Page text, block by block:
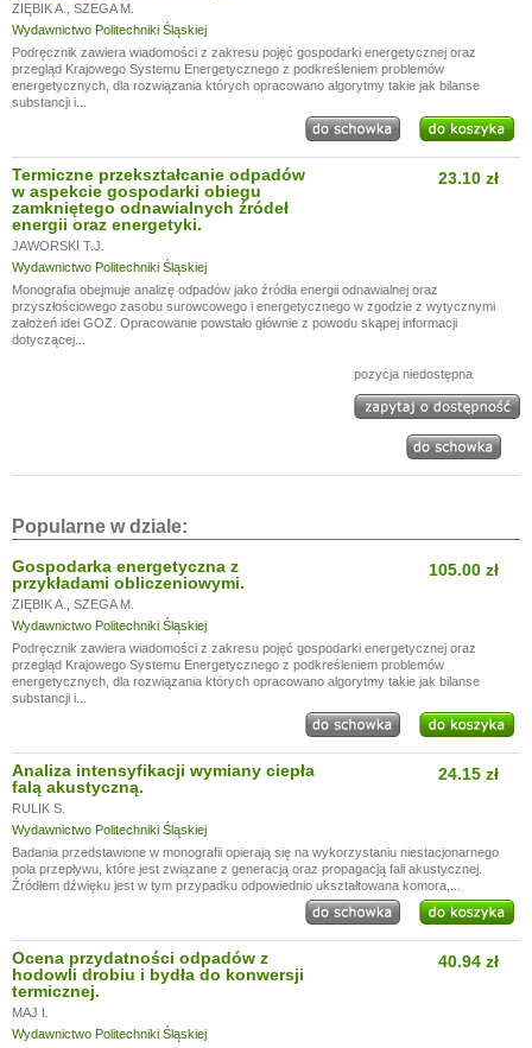
ZIĘBIK A.
SZEGA M.
Wydawnictwo Politechniki Śląskiej
Podręcznik zawiera wiadomości z zakresu pojęć gospodarki energetycznej oraz
przegląd Krajowego Systemu Energetycznego z podkreśleniem problemów
energetycznych, dla rozwiązania których opracowano algorytmy takie jak bilanse
substancji i...
Termiczne przekształcanie odpadów
w aspekcie gospodarki obiegu
zamkniętego odnawialnych źródeł
energii oraz energetyki.
JAWORSKI T.J.
Wydawnictwo Politechniki Śląskiej
23.10 zł
Monografia obejmuje analizę odpadów jako źródła energii odnawialnej oraz
przyszłościowego zasobu surowcowego i energetycznego w zgodzie z wytycznymi
założeń idei GOZ. Opracowanie powstało głównie z powodu skąpej informacji
dotyczącej...
pozycja niedostępna
Popularne w dziale:
Gospodarka energetyczna z
przykładami obliczeniowymi.
ZIĘBIK A.
SZEGA M.
Wydawnictwo Politechniki Śląskiej
105.00 zł
Podręcznik zawiera wiadomości z zakresu pojęć gospodarki energetycznej oraz
przegląd Krajowego Systemu Energetycznego z podkreśleniem problemów
energetycznych, dla rozwiązania których opracowano algorytmy takie jak bilanse
substancji i...
Analiza intensyfikacji wymiany ciepła
falą akustyczną.
RULIK S.
Wydawnictwo Politechniki Śląskiej
24.15 zł
Badania przedstawione w monografii opierają się na wykorzystaniu niestacjonarnego
pola przepływu, które jest związane z generacją oraz propagacją fali akustycznej.
Źródłem dźwięku jest w tym przypadku odpowiednio ukształtowana komora,...
Ocena przydatności odpadów z
hodowli drobiu i bydła do konwersji
termicznej.
MAJ I.
Wydawnictwo Politechniki Śląskiej
40.94 zł